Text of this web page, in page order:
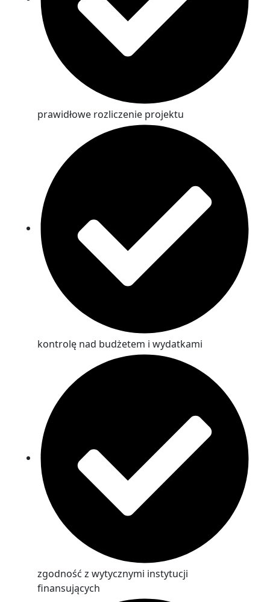
prawidłowe rozliczenie projektu
kontrolę nad budżetem i wydatkami
zgodność z wytycznymi instytucji
finansujących